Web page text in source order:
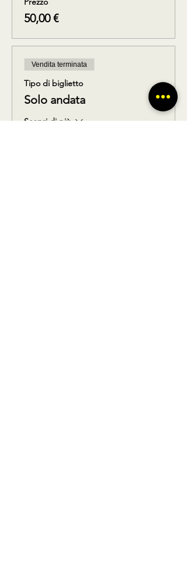
50,00 €
Vendita terminata
Tipo di biglietto
Solo andata
Scopri di più